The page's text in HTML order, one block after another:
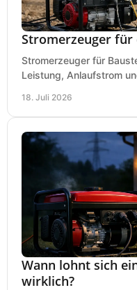
Stromerzeuger für
Stromerzeuger für
Leistung, Anlaufstrom
18. Juli 2026
Wann lohnt sich
wirklich?